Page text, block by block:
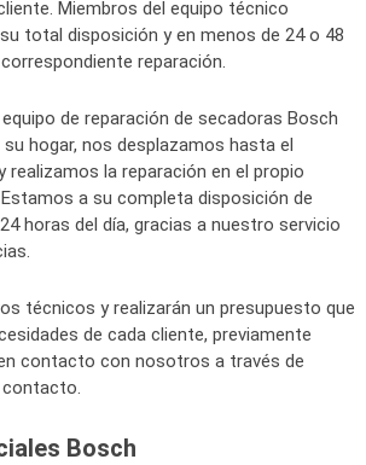
Miembros del equipo técnico
total disposición y en menos de 24 o 48
reparación.
de reparación de secadoras Bosch
hogar, nos desplazamos hasta el
realizamos la reparación en el propio
a su completa disposición de
horas del día, gracias a nuestro servicio
técnicos y realizarán un presupuesto que
de cada cliente, previamente
contacto con nosotros a través de
Bosch